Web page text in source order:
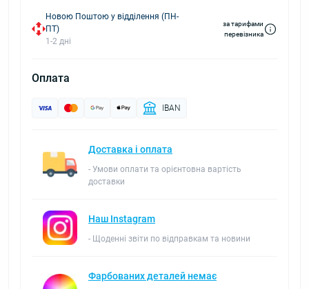
Новою Поштою у відділення (ПН-
ПТ)
1-2 дні
за тарифами
перевізника
Оплата
IBAN
Доставка і оплата
- Умови оплати та орієнтовна вартість
доставки
Наш Instagram
- Щоденні звіти по відправкам та новини
Фарбованих деталей немає